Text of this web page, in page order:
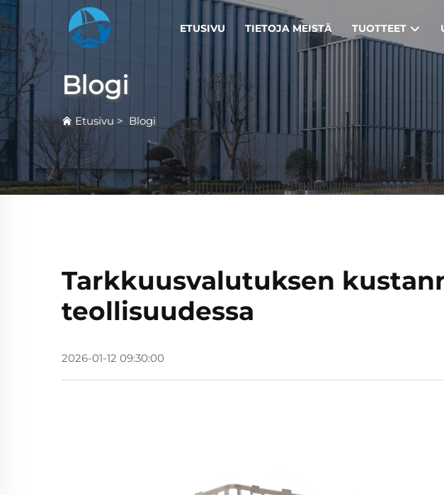
ETUSIVU TIETOJA MEISTÄ TUOTTEET
Blogi
Etusivu > Blogi
Tarkkuusvalutuksen
teollisuudessa
2026-01-12 09:30:00